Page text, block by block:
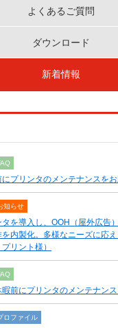
よくあるご質問
ダウンロード
新着情報
にプリンタのメンテナンスをお
知らせ
タを導入し、OOH（屋外広告
内製化。多様なニーズに応
リント様）
暇前にプリンタのメンテナンス
ロファイル